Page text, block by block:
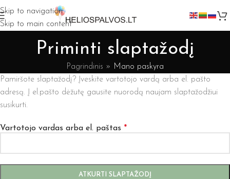
Skip to navigation
Skip to main content
Priminti slaptažodį
Pagrindinis »
Mano paskyra
Pamiršote slaptažodį? Įveskite vartotojo vardą arba el. pašto
adresą. Į el.pašto dėžutę gausite nuorodą naujam slaptažodžiui
susikurti.
Vartotojo vardas arba el. paštas *
ATKURTI SLAPTAŽODĮ